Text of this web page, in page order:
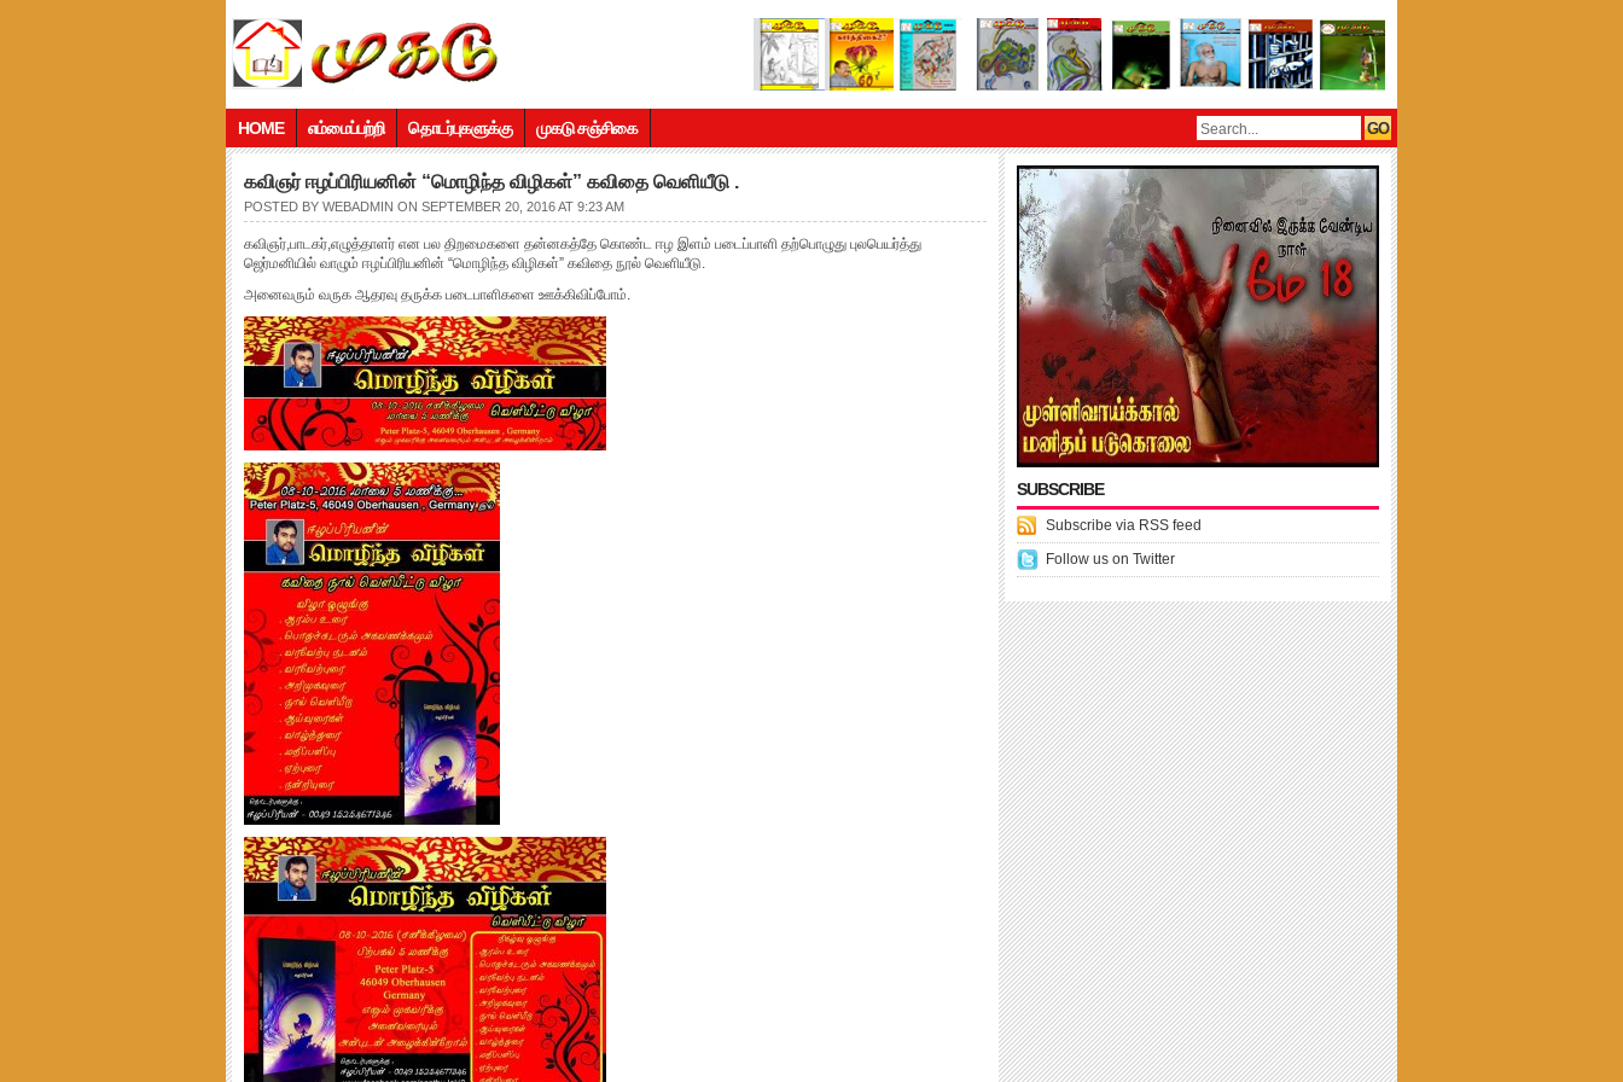
HOME எம்மைப்பற்றி தொடர்புகளுக்கு முகடு சஞ்சிகை
கவிஞர் ஈழப்பிரியனின் “மொழிந்த விழிகள்” கவிதை வெளியீடு .
POSTED BY WEBADMIN ON SEPTEMBER 20, 2016 AT 9:23 AM
கவிஞர்,பாடகர்,எழுத்தாளர் என பல திறமைகளை தன்னகத்தே கொண்ட ஈழ இளம் படைப்பாளி தற்பொழுது புலபெயர்த்து
ஜெர்மனியில் வாழும் ஈழப்பிரியனின் “மொழிந்த விழிகள்” கவிதை நூல் வெளியீடு.
அனைவரும் வருக ஆதரவு தருக்க படைபாளிகளை ஊக்கிவிப்போம்.
SUBSCRIBE
Subscribe via RSS feed
Follow us on Twitter